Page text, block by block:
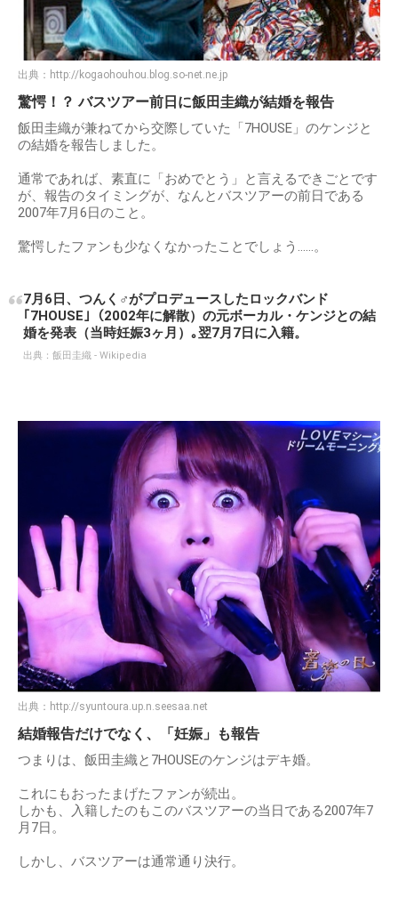
出典： http://kogaohouhou.blog.so-net.ne.jp
驚愕！？ バスツアー前日に飯田圭織が結婚を報告
飯田圭織が兼ねてから交際していた「7HOUSE」のケンジと
の結婚を報告しました。
通常であれば、素直に「おめでとう」と言えるできごとです
が、報告のタイミングが、なんとバスツアーの前日である
2007年7月6日のこと。
驚愕したファンも少なくなかったことでしょう……。
7月6日、つんく♂がプロデュースしたロックバンド
｢7HOUSE｣（2002年に解散）の元ボーカル・ケンジとの結
婚を発表（当時妊娠3ヶ月）｡翌7月7日に入籍。
出典： 飯田圭織 - Wikipedia
出典： http://syuntoura.up.n.seesaa.net
結婚報告だけでなく、「妊娠」も報告
つまりは、飯田圭織と7HOUSEのケンジはデキ婚。
これにもおったまげたファンが続出。
しかも、入籍したのもこのバスツアーの当日である2007年7
月7日。
しかし、バスツアーは通常通り決行。